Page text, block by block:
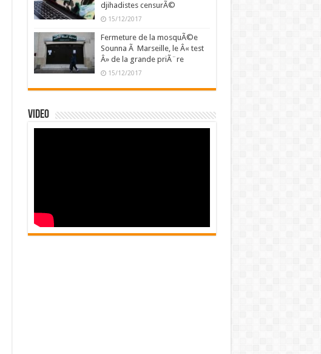
djihadistes censurÃ©
15/12/2017
Fermeture de la mosquÃ©e
Sounna Ã Marseille, le Â« test
Â» de la grande priÃ¨re
15/12/2017
Video